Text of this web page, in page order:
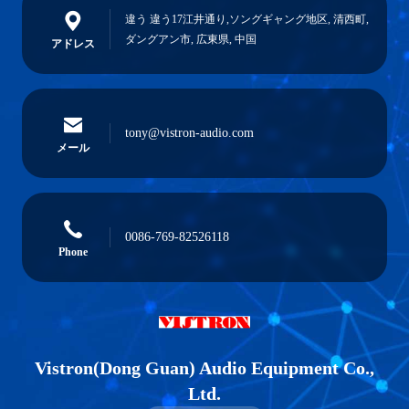
アドレス
違う 違う17江井通り,ソングギャング地区, 清西町,
ダングアン市, 広東県, 中国
メール
tony@vistron-audio.com
Phone
0086-769-82526118
Vistron(Dong Guan) Audio Equipment Co.,
Ltd.